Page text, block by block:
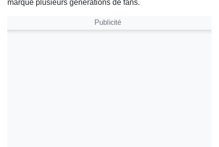
marqué plusieurs générations de fans.
Publicité